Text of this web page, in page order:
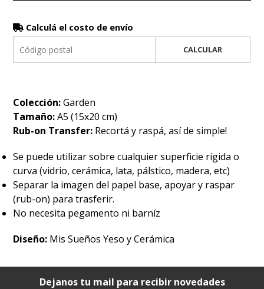
Calculá el costo de envío
CALCULAR
Colección:Garden
Tamaño:A5 (15x20 cm)
Rub-on Transfer: Recortá y raspá, así de simple!
Se puede utilizar sobre cualquier superficie rígida o
curva (vidrio, cerámica, lata, pálstico, madera, etc)
Separar la imagen del papel base, apoyar y raspar
(rub-on) para trasferir.
No necesita pegamento ni barníz
Diseño: Mis Sueños Yeso y Cerámica
Dejanos tu mail para recibir novedades